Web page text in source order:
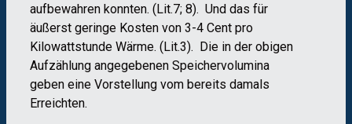
aufbewahren konnten. (Lit.7; 8). Und das für
äußerst geringe Kosten von 3-4 Cent pro
Kilowattstunde Wärme. (Lit.3). Die in der obigen
Aufzählung angegebenen Speichervolumina
geben eine Vorstellung vom bereits damals
Erreichten.